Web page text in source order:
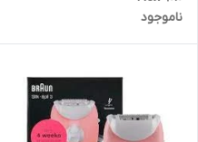
ناموجود